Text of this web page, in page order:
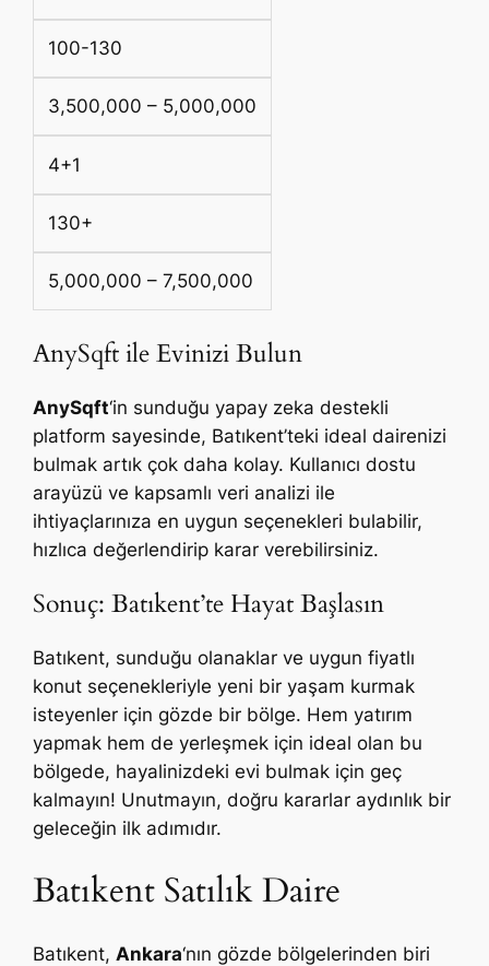
100-130
3,500,000 – 5,000,000
4+1
130+
5,000,000 – 7,500,000
AnySqft ile Evinizi Bulun
AnySqft‘in sunduğu yapay zeka destekli
platform sayesinde, Batıkent’teki ideal dairenizi
bulmak artık çok daha kolay. Kullanıcı dostu
arayüzü ve kapsamlı veri analizi ile
ihtiyaçlarınıza en uygun seçenekleri bulabilir,
hızlıca değerlendirip karar verebilirsiniz.
Sonuç: Batıkent’te Hayat Başlasın
Batıkent, sunduğu olanaklar ve uygun fiyatlı
konut seçenekleriyle yeni bir yaşam kurmak
isteyenler için gözde bir bölge. Hem yatırım
yapmak hem de yerleşmek için ideal olan bu
bölgede, hayalinizdeki evi bulmak için geç
kalmayın! Unutmayın, doğru kararlar aydınlık bir
geleceğin ilk adımıdır.
Batıkent Satılık Daire
Batıkent, Ankara‘nın gözde bölgelerinden biri